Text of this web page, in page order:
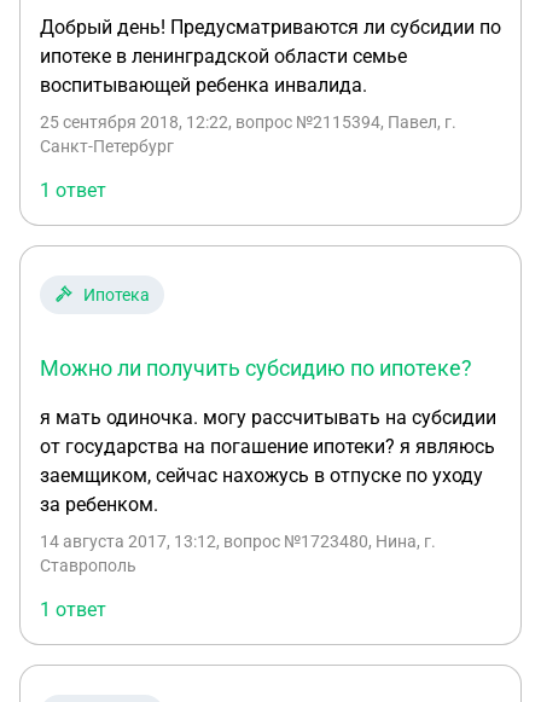
Добрый день! Предусматриваются ли субсидии по
ипотеке в ленинградской области семье
воспитывающей ребенка инвалида.
25 сентября 2018, 12:22, вопрос №2115394, Павел, г.
Санкт-Петербург
1 ответ
Ипотека
Можно ли получить субсидию по ипотеке?
я мать одиночка. могу рассчитывать на субсидии
от государства на погашение ипотеки? я являюсь
заемщиком, сейчас нахожусь в отпуске по уходу
за ребенком.
14 августа 2017, 13:12, вопрос №1723480, Нина, г.
Ставрополь
1 ответ